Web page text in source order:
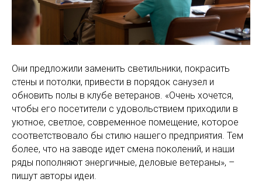
Они предложили заменить светильники, покрасить
стены и потолки, привести в порядок санузел и
обновить полы в клубе ветеранов. «Очень хочется,
чтобы его посетители с удовольствием приходили в
уютное, светлое, современное помещение, которое
соответствовало бы стилю нашего предприятия. Тем
более, что на заводе идет смена поколений, и наши
ряды пополняют энергичные, деловые ветераны», –
пишут авторы идеи.